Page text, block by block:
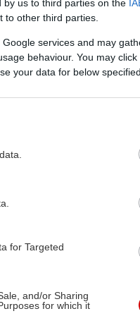
by us to third parties on the
to other third parties.
services and may
behaviour. You may
your data for below
for Targeted
and/or Sharing
for which it
γνώση και
με
γωνιά του